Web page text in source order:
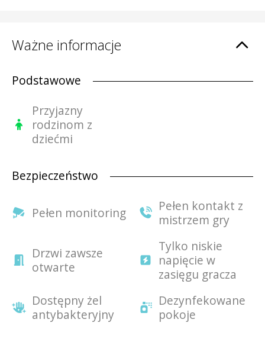
Ważne informacje
Podstawowe
Przyjazny
rodzinom z
dziećmi
Bezpieczeństwo
Pełen monitoring
Pełen kontakt z
mistrzem gry
Drzwi zawsze
otwarte
Tylko niskie
napięcie w
zasięgu gracza
Dostępny żel
antybakteryjny
Dezynfekowane
pokoje